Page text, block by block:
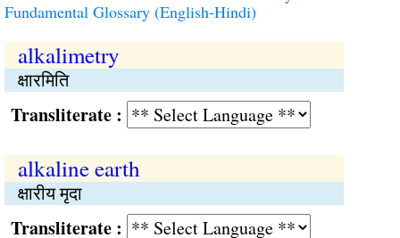
Fundamental Glossary (English-Hindi)
alkalimetry
क्षारमिति
:
alkaline earth
क्षारीय मृदा
: